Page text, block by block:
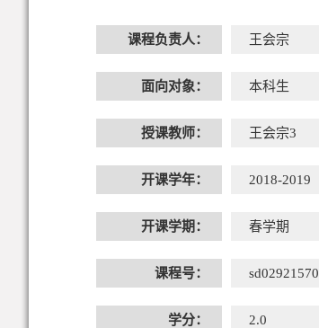
课程负责人： 王会宗
面向对象： 本科生
授课教师： 王会宗3
开课学年： 2018-2019
开课学期： 春学期
课程号： sd02921570
学分： 2.0